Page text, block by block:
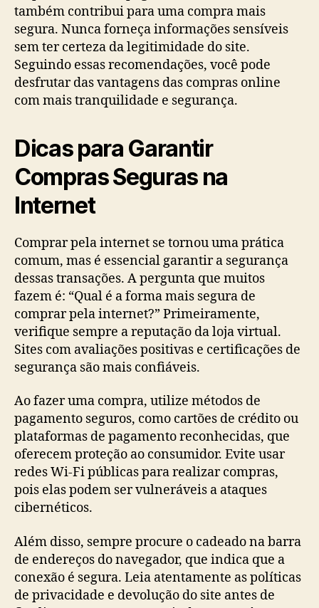
também contribui para uma compra mais
segura. Nunca forneça informações sensíveis
sem ter certeza da legitimidade do site.
Seguindo essas recomendações, você pode
desfrutar das vantagens das compras online
com mais tranquilidade e segurança.
Dicas para Garantir
Compras Seguras na
Internet
Comprar pela internet se tornou uma prática
comum, mas é essencial garantir a segurança
dessas transações. A pergunta que muitos
fazem é: “Qual é a forma mais segura de
comprar pela internet?” Primeiramente,
verifique sempre a reputação da loja virtual.
Sites com avaliações positivas e certificações de
segurança são mais confiáveis.
Ao fazer uma compra, utilize métodos de
pagamento seguros, como cartões de crédito ou
plataformas de pagamento reconhecidas, que
oferecem proteção ao consumidor. Evite usar
redes Wi-Fi públicas para realizar compras,
pois elas podem ser vulneráveis a ataques
cibernéticos.
Além disso, sempre procure o cadeado na barra
de endereços do navegador, que indica que a
conexão é segura. Leia atentamente as políticas
de privacidade e devolução do site antes de